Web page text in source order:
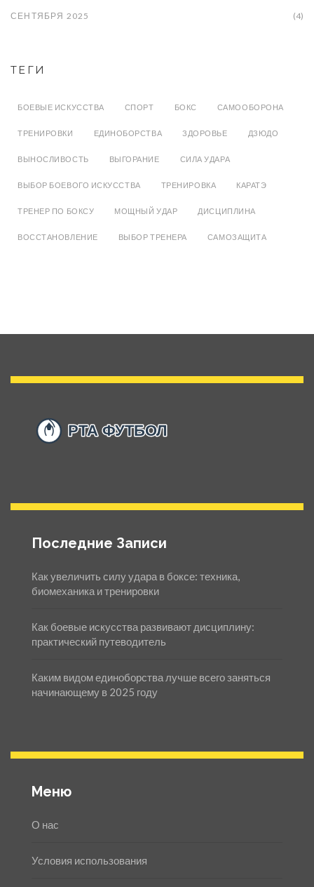
СЕНТЯБРЯ 2025 (4)
ТЕГИ
БОЕВЫЕ ИСКУССТВА СПОРТ БОКС САМООБОРОНА
ТРЕНИРОВКИ ЕДИНОБОРСТВА ЗДОРОВЬЕ ДЗЮДО
ВЫНОСЛИВОСТЬ ВЫГОРАНИЕ СИЛА УДАРА
ВЫБОР БОЕВОГО ИСКУССТВА ТРЕНИРОВКА КАРАТЭ
ТРЕНЕР ПО БОКСУ МОЩНЫЙ УДАР ДИСЦИПЛИНА
ВОССТАНОВЛЕНИЕ ВЫБОР ТРЕНЕРА САМОЗАЩИТА
Последние Записи
Как увеличить силу удара в боксе: техника,
биомеханика и тренировки
Как боевые искусства развивают дисциплину:
практический путеводитель
Каким видом единоборства лучше всего заняться
начинающему в 2025 году
Меню
О нас
Условия использования